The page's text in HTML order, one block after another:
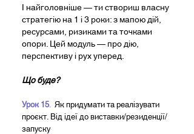
І найголовніше — ти створиш власну
стратегію на 1 і 3 роки: з мапою дій,
ресурсами, ризиками та точками
опори. Цей модуль — про дію,
перспективу і рух уперед.
Що буде?
Урок 15. Як придумати та реалізувати
проєкт. Від ідеї до виставки/резиденції/
запуску